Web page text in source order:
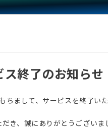
終了のお知らせ
まして、サービスを終了いた
き、誠にありがとうございま